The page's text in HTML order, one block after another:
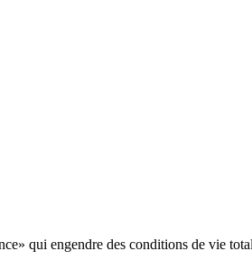
qui engendre des conditions de vie